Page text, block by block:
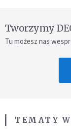
Tworzymy
Tu możesz nas
TEMATY